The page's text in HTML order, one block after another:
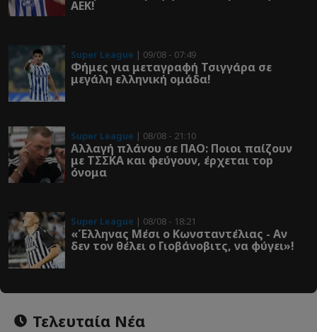
ΑΕΚ!
Super League | 09/08 - 07:49
Φήμες για μεταγραφή Τσιγγάρα σε
μεγάλη ελληνική ομάδα!
Super League | 08/08 - 21:10
Αλλαγή πλάνου σε ΠΑΟ: Ποιοι παίζουν
με ΤΣΣΚΑ και φεύγουν, έρχεται τοp
όνομα
Super League | 08/08 - 18:21
«Έλληνας Μέσι ο Κωνσταντέλιας - Αν
δεν τον θέλει ο Γιοβάνοβιτς, να φύγει»!
Τελευταία Νέα